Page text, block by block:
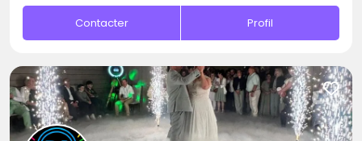
Contacter Profil